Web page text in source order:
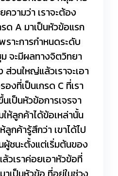
ความว่า เราจะต้อง
ด A มาเป็นหัวข้อแรก
ราะการกำหนดระดับ
จะมีผลทางจิตวิทยา
ส่วนใหญ่แล้วเราจะเอา
งที่เป็นเกรด C ที่เรา
เป็นหัวข้อการเจรจา
ห้ลูกค้าได้ข้อเหล่านั้น
ลูกค้ารู้สึกว่า เขาได้ไป
ผู้ชนะตั้งแต่เริ่มต้นของ
วเราค่อยเอาหัวข้อที่